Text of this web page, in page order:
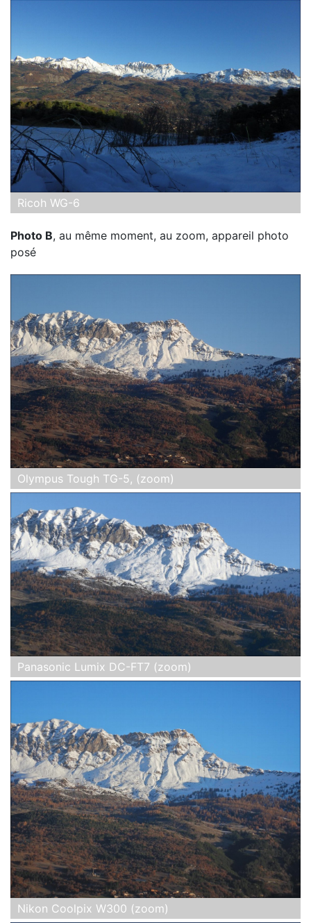
Ricoh WG-6
Photo B, au même moment, au zoom, appareil photo
posé
Olympus Tough TG-5, (zoom)
Panasonic Lumix DC-FT7 (zoom)
Nikon Coolpix W300 (zoom)